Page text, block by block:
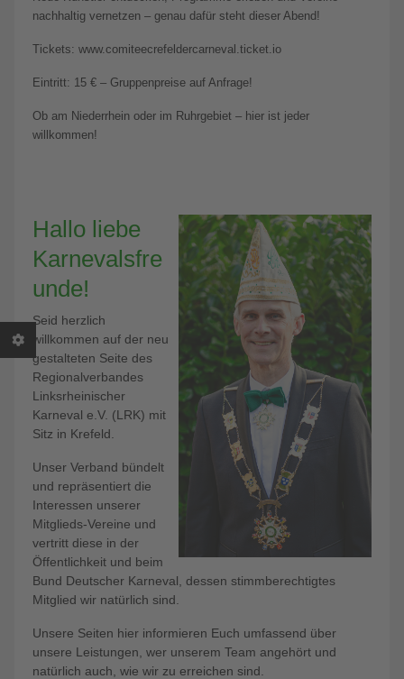
nachhaltig vernetzen – genau dafür steht dieser Abend!
Tickets: www.comiteecrefeldercarneval.ticket.io
Eintritt: 15 € – Gruppenpreise auf Anfrage!
Ob am Niederrhein oder im Ruhrgebiet – hier ist jeder
willkommen!
Hallo liebe
Karnevalsfre
unde!
Seid herzlich
willkommen auf der neu
gestalteten Seite des
Regionalverbandes
Linksrheinischer
Karneval e.V. (LRK) mit
Sitz in Krefeld.
Unser Verband bündelt
und repräsentiert die
Interessen unserer
Mitglieds-Vereine und
vertritt diese in der
Öffentlichkeit und beim
Bund Deutscher Karneval, dessen stimmberechtigtes
Mitglied wir natürlich sind.
Unsere Seiten hier informieren Euch umfassend über
unsere Leistungen, wer unserem Team angehört und
natürlich auch, wie wir zu erreichen sind.